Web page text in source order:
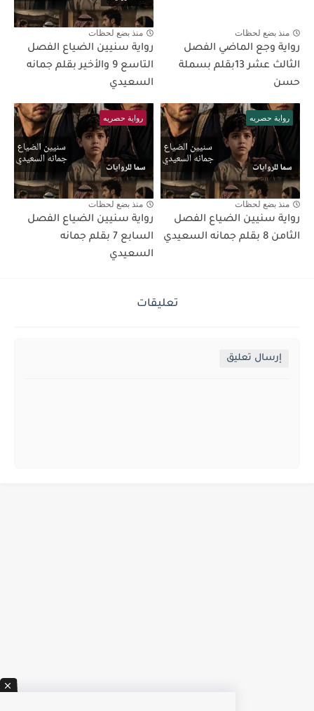
منذ بضع لحظات
رواية وجع الماضي الفصل
الثالث عشر 13بقلم بسملة
حسن
منذ بضع لحظات
رواية سنيين الضياع الفصل
التاسع 9 والأخير بقلم جمانه
السعيدي
رواية حصريه
منذ بضع لحظات
رواية سنيين الضياع الفصل
الثامن 8 بقلم جمانه السعيدي
رواية حصريه
منذ بضع لحظات
رواية سنيين الضياع الفصل
السابع 7 بقلم جمانه
السعيدي
تعليقات
إرسال تعليق